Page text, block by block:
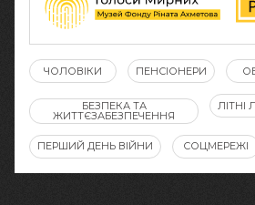
ЧОЛОВІКИ ПЕНСІОНЕРИ
БЕЗПЕКА ТА
ЖИТТЄЗАБЕЗПЕЧЕННЯ
ЛІТНІ
ПЕРШИЙ ДЕНЬ ВІЙНИ СОЦМЕРЕЖІ